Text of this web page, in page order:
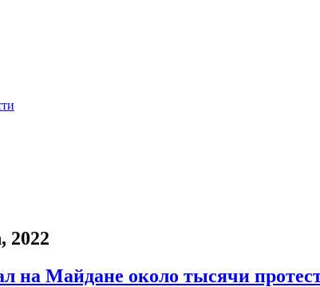
2022
на Майдане около тысячи